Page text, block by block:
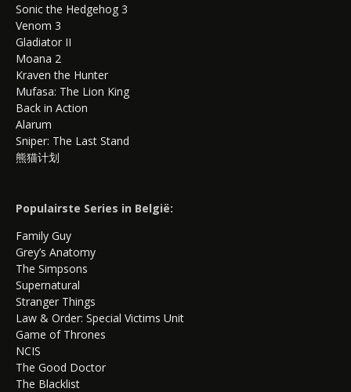
Sonic the Hedgehog 3
Venom 3
Gladiator II
Moana 2
Kraven the Hunter
Mufasa: The Lion King
Back in Action
Alarum
Sniper: The Last Stand
熊猫计划
Populairste Series in België:
Family Guy
Grey’s Anatomy
The Simpsons
Supernatural
Stranger Things
Law & Order: Special Victims Unit
Game of Thrones
NCIS
The Good Doctor
The Blacklist